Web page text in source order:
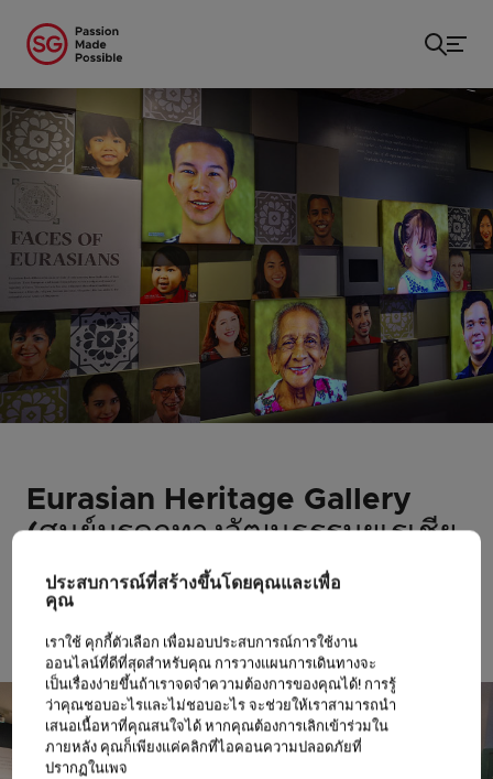
หน้าแรก/.../
Eurasian Heritage Gallery
(ศูนย์มรดกทางวัฒนธรรมยูเรเชีย
น)
เรียนรู้ประวัติศาสตร์ของชุมชนยูเรเชียนใน
สิงคโปร์ผ่านแกลเลอรี่ 3 แห่งของสถานที่อัน
เป็นมรดกล้ำค่านี้
ประสบการณ์ที่สร้างขึ้นโดยคุณและเพื่อ
คุณ
เราใช้ คุกกี้ตัวเลือก เพื่อมอบประสบการณ์การใช้งาน
ออนไลน์ที่ดีที่สุดสำหรับคุณ การวางแผนการเดินทางจะ
เป็นเรื่องง่ายขึ้นถ้าเราจดจำความต้องการของคุณได้! การรู้
ว่าคุณชอบอะไรและไม่ชอบอะไร จะช่วยให้เราสามารถนำ
เสนอเนื้อหาที่คุณสนใจได้ หากคุณต้องการเลิกเข้าร่วมใน
ภายหลัง คุณก็เพียงแค่คลิกที่ไอคอนความปลอดภัยที่
ปรากฏในเพจ